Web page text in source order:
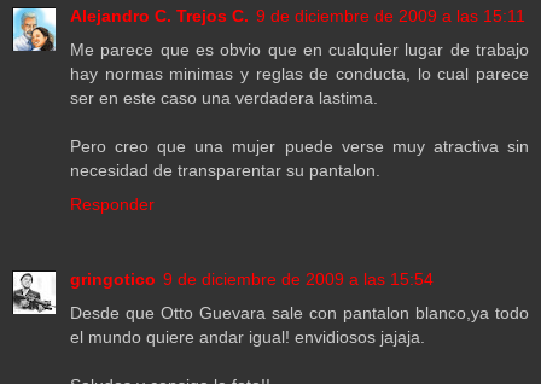
Alejandro C. Trejos C. 9 de diciembre de 2009 a las 15:11
Me parece que es obvio que en cualquier lugar de trabajo
hay normas minimas y reglas de conducta, lo cual parece
ser en este caso una verdadera lastima.
Pero creo que una mujer puede verse muy atractiva sin
necesidad de transparentar su pantalon.
Responder
gringotico 9 de diciembre de 2009 a las 15:54
Desde que Otto Guevara sale con pantalon blanco,ya todo
el mundo quiere andar igual! envidiosos jajaja.